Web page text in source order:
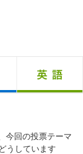
今回の投票テーマ
うしています